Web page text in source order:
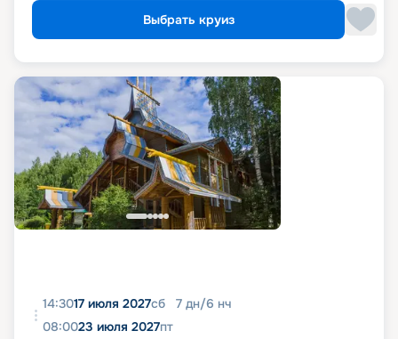
Выбрать круиз
14:3017 июля 2027сб 7 дн/6 нч
08:0023 июля 2027пт